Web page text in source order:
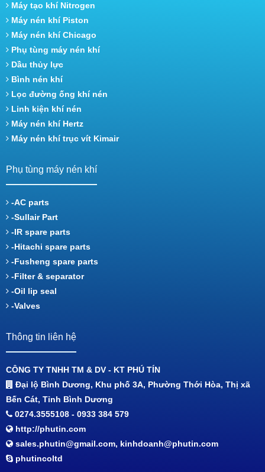
Máy tạo khí Nitrogen
Máy nén khí Piston
Máy nén khí Chicago
Phụ tùng máy nén khí
Dầu thủy lực
Bình nén khí
Lọc đường ống khí nén
Linh kiện khí nén
Máy nén khí Hertz
Máy nén khí trục vít Kimair
Phụ tùng máy nén khí
-AC parts
-Sullair Part
-IR spare parts
-Hitachi spare parts
-Fusheng spare parts
-Filter & separator
-Oil lip seal
-Valves
Thông tin liên hệ
CÔNG TY TNHH TM & DV - KT PHÚ TÍN
Đại lộ Bình Dương, Khu phố 3A, Phường Thới Hòa, Thị xã
Bến Cát, Tỉnh Bình Dương
0274.3555108 - 0933 384 579
http://phutin.com
sales.phutin@gmail.com, kinhdoanh@phutin.com
phutincoltd